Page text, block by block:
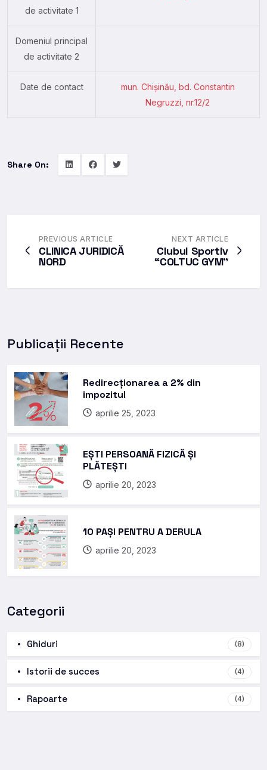
de activitate 1
Domeniul principal
de activitate 2
Date de contact
mun. Chişinău, bd. Constantin
Negruzzi, nr.12/2
Share On:
PREVIOUS ARTICLE
CLINICA JURIDICĂ
NORD
NEXT ARTICLE
Clubul Sportiv
“COLTUC GYM”
Publicații Recente
Redirecționarea a 2% din
impozitul
aprilie 25, 2023
EȘTI PERSOANĂ FIZICĂ ȘI
PLĂTEȘTI
aprilie 20, 2023
10 PAȘI PENTRU A DERULA
aprilie 20, 2023
Categorii
Ghiduri (8)
Istorii de succes (4)
Rapoarte (4)